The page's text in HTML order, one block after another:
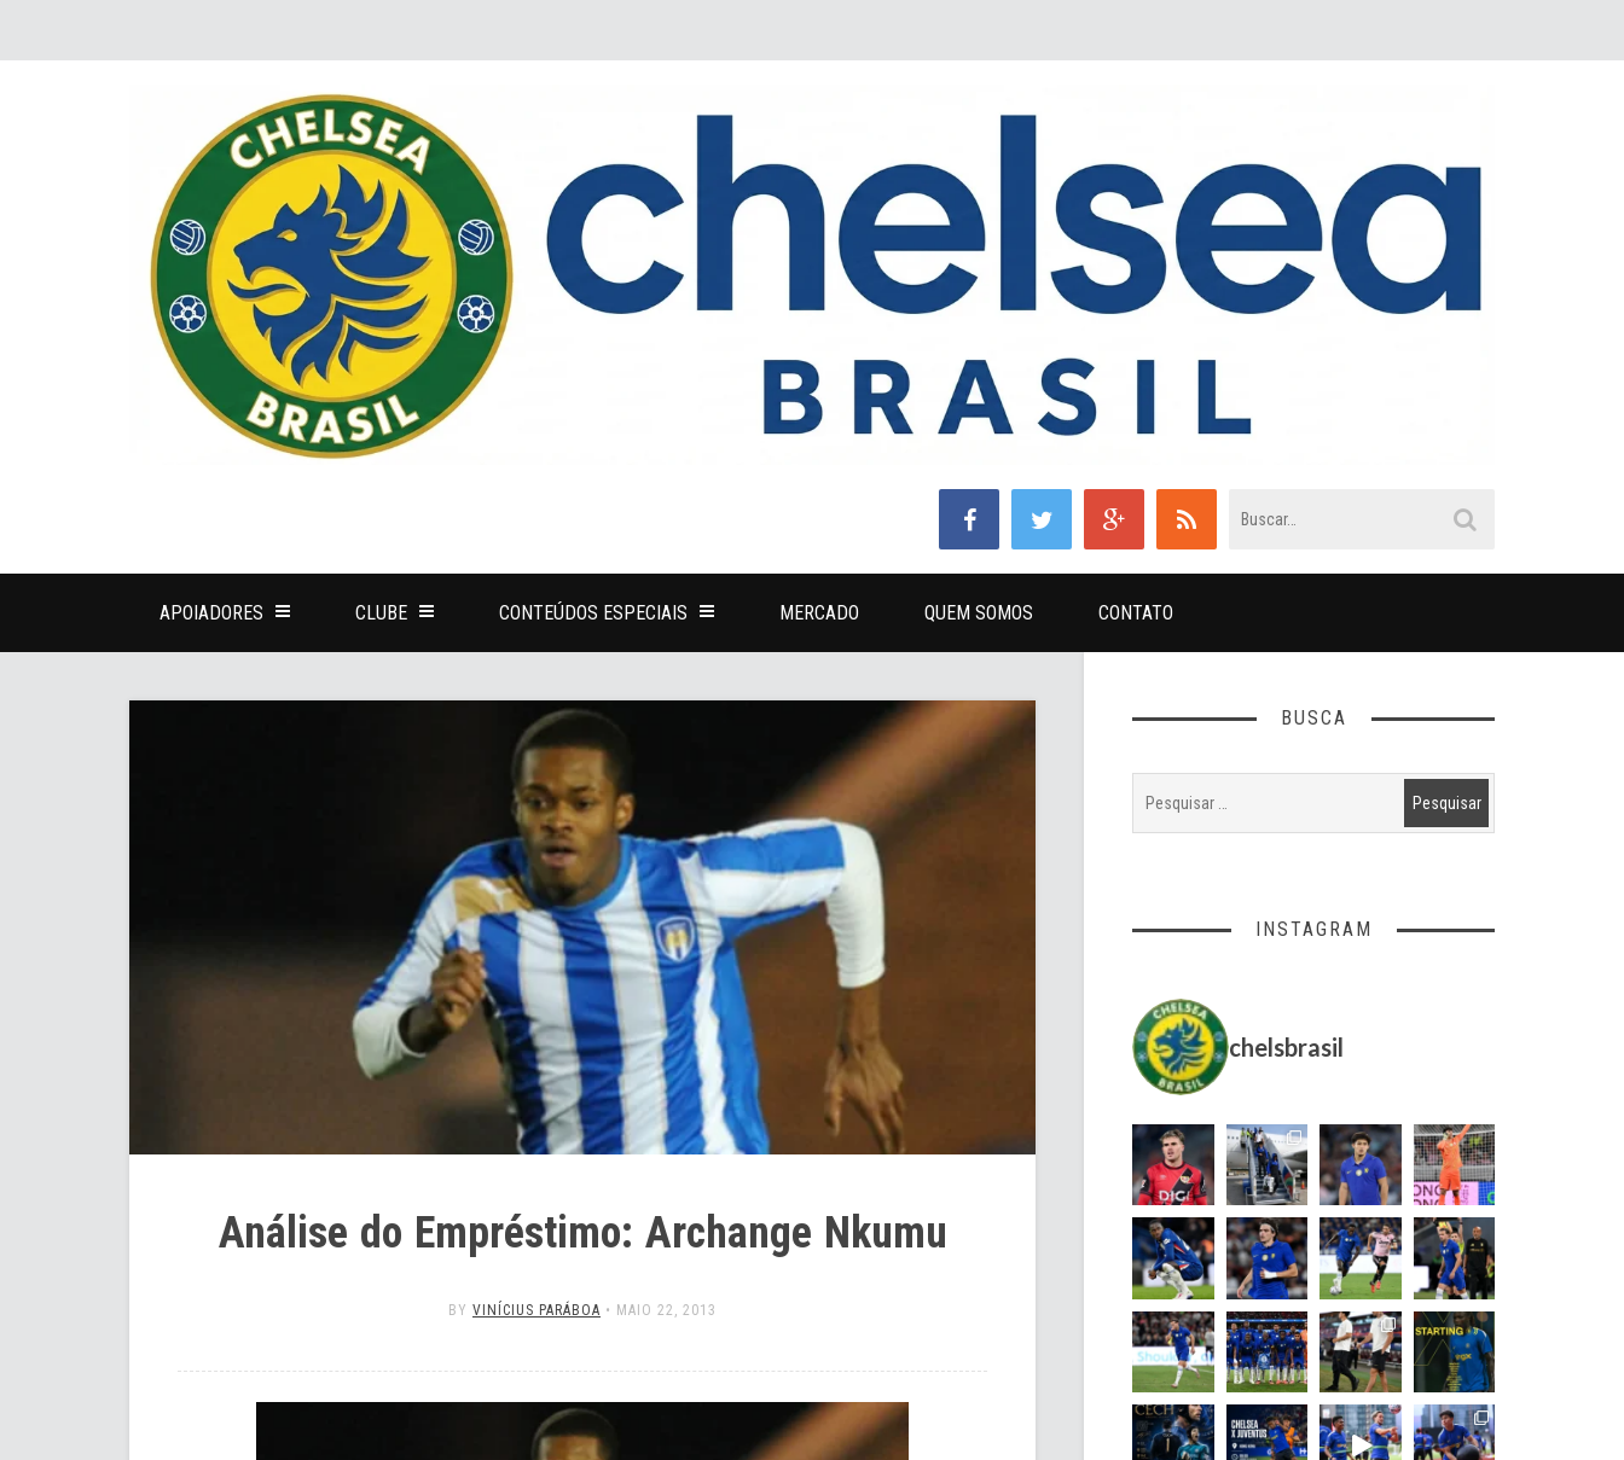
APOIADORES CLUBE CONTEÚDOS ESPECIAIS MERCADO QUEM SOMOS CONTATO
Análise do Empréstimo: Archange Nkumu
BY VINÍCIUS PARÁBOA • MAIO 22, 2013
BUSCA
INSTAGRAM
chelsbrasil